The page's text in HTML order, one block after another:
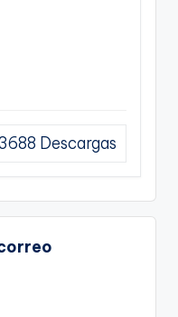
Descargas